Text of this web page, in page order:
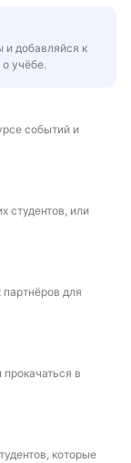
и добавляйся к
учёбе.
событий и
студентов, или
для
в
которые